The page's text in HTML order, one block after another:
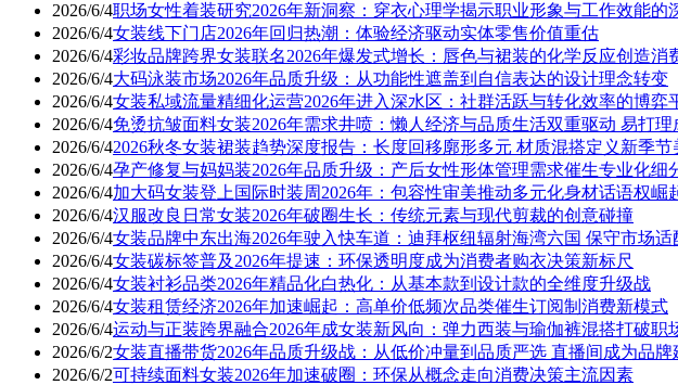
2026/6/4职场女性着装研究2026年新洞察：穿衣心理学揭示职业形象与工作效能的
2026/6/4女装线下门店2026年回归热潮：体验经济驱动实体零售价值重估
2026/6/4彩妆品牌跨界女装联名2026年爆发式增长：唇色与裙装的化学反应创造消
2026/6/4大码泳装市场2026年品质升级：从功能性遮盖到自信表达的设计理念转变
2026/6/4女装私域流量精细化运营2026年进入深水区：社群活跃与转化效率的博弈
2026/6/4免烫抗皱面料女装2026年需求井喷：懒人经济与品质生活双重驱动 易打
2026/6/42026秋冬女装裙装趋势深度报告：长度回移廓形多元 材质混搭定义新季节
2026/6/4孕产修复与妈妈装2026年品质升级：产后女性形体管理需求催生专业化细
2026/6/4加大码女装登上国际时装周2026年：包容性审美推动多元化身材话语权崛
2026/6/4汉服改良日常女装2026年破圈生长：传统元素与现代剪裁的创意碰撞
2026/6/4女装品牌中东出海2026年驶入快车道：迪拜枢纽辐射海湾六国 保守市场适
2026/6/4女装碳标签普及2026年提速：环保透明度成为消费者购衣决策新标尺
2026/6/4女装衬衫品类2026年精品化白热化：从基本款到设计款的全维度升级战
2026/6/4女装租赁经济2026年加速崛起：高单价低频次品类催生订阅制消费新模式
2026/6/4运动与正装跨界融合2026年成女装新风向：弹力西装与瑜伽裤混搭打破职
2026/6/2女装直播带货2026年品质升级战：从低价冲量到品质严选 直播间成为品牌
2026/6/2可持续面料女装2026年加速破圈：环保从概念走向消费决策主流因素